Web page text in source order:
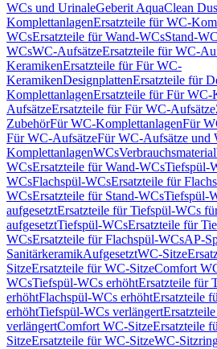
WCs und UrinaleGeberit AquaClean
KomplettanlagenErsatzteile für WC-
WCsErsatzteile für Wand-WCsStand-
WCsWC-AufsätzeErsatzteile für WC-
KeramikenErsatzteile für Für WC-
KeramikenDesignplattenErsatzteile für
KomplettanlagenErsatzteile für Für WC-
AufsätzeErsatzteile für Für WC-Aufsätze
ZubehörFür WC-KomplettanlagenFür
Für WC-AufsätzeFür WC-Aufsätze und
KomplettanlagenWCsVerbrauchsmaterial
WCsErsatzteile für Wand-WCsTiefspül-
WCsFlachspül-WCsErsatzteile für
WCsErsatzteile für Stand-WCsTiefspül-
aufgesetztErsatzteile für Tiefspül-WCs
aufgesetztTiefspül-WCsErsatzteile für
WCsErsatzteile für Flachspül-WCsAP-
SanitärkeramikAufgesetztWC-Sitze
SitzeErsatzteile für WC-SitzeComfort
WCsTiefspül-WCs erhöhtErsatzteile für
erhöhtFlachspül-WCs erhöhtErsatzteile
erhöhtTiefspül-WCs verlängert
verlängertComfort WC-SitzeErsatzteile
SitzeErsatzteile für WC-SitzeWC-